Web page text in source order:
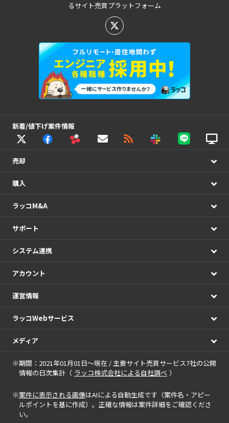
るサイト売買プラットフォーム
新着/値下げ案件情報
売却
購入
ラッコM&A
サポート
システム連携
アカウント
運営情報
ラッコWebサービス
メディア
※期間：2021年01月01日～現在 / 主要サイト売買サービス7社の公開
情報の日次集計（ ラッコ株式会社による自社調べ ）
※案件に表示される画像はAIによる自動生成です（案件名・アピー
ルポイントを基に作成）。正確な情報は案件詳細をご確認くださ
い。